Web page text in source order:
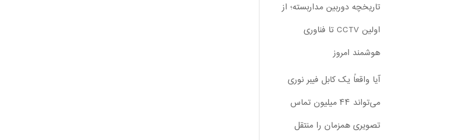
تاریخچه دوربین مداربسته؛ از
اولین CCTV تا فناوری
هوشمند امروز
آیا واقعاً یک کابل فیبر نوری
می‌تواند ۴۴ میلیون تماس
تصویری همزمان را منتقل